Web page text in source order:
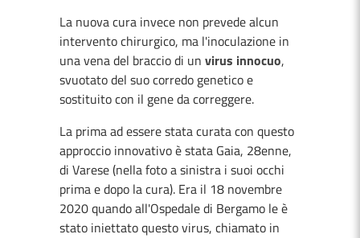
La nuova cura invece non prevede alcun
intervento chirurgico, ma l'inoculazione in
una vena del braccio di un virus innocuo,
svuotato del suo corredo genetico e
sostituito con il gene da correggere.
La prima ad essere stata curata con questo
approccio innovativo è stata Gaia, 28enne,
di Varese (nella foto a sinistra i suoi occhi
prima e dopo la cura). Era il 18 novembre
2020 quando all'Ospedale di Bergamo le è
stato iniettato questo virus, chiamato in